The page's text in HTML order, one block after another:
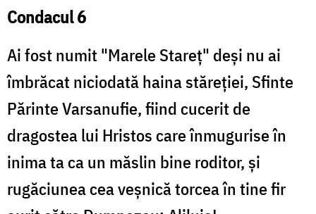
Condacul 6
Ai fost numit "Marele Stareț" deși nu ai
îmbrăcat niciodată haina stăreției, Sfinte
Părinte Varsanufie, fiind cucerit de
dragostea lui Hristos care înmugurise în
inima ta ca un măslin bine roditor, și
rugăciunea cea veșnică torcea în tine fir